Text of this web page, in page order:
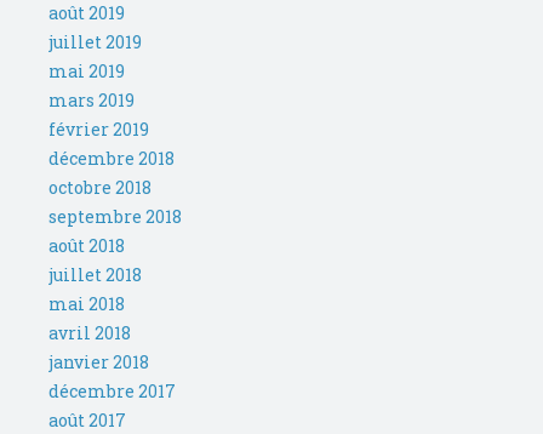
août 2019
juillet 2019
mai 2019
mars 2019
février 2019
décembre 2018
octobre 2018
septembre 2018
août 2018
juillet 2018
mai 2018
avril 2018
janvier 2018
décembre 2017
août 2017